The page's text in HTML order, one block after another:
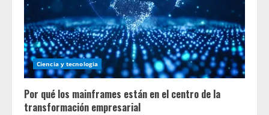
Ciencia y tecnologia
Por qué los mainframes están en el centro de la
transformación empresarial